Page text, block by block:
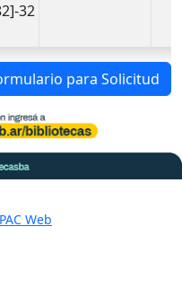
32
para Solicitud
Web